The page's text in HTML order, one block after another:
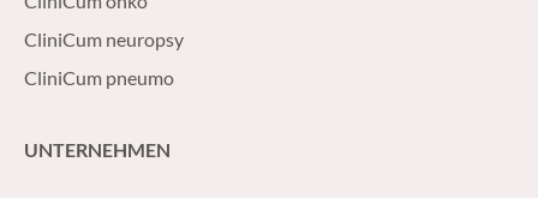
CliniCum neuropsy
CliniCum pneumo
UNTERNEHMEN